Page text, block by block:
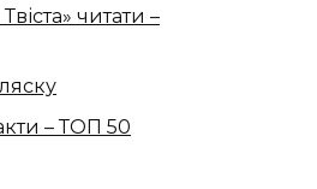
читати –
– ТОП 50